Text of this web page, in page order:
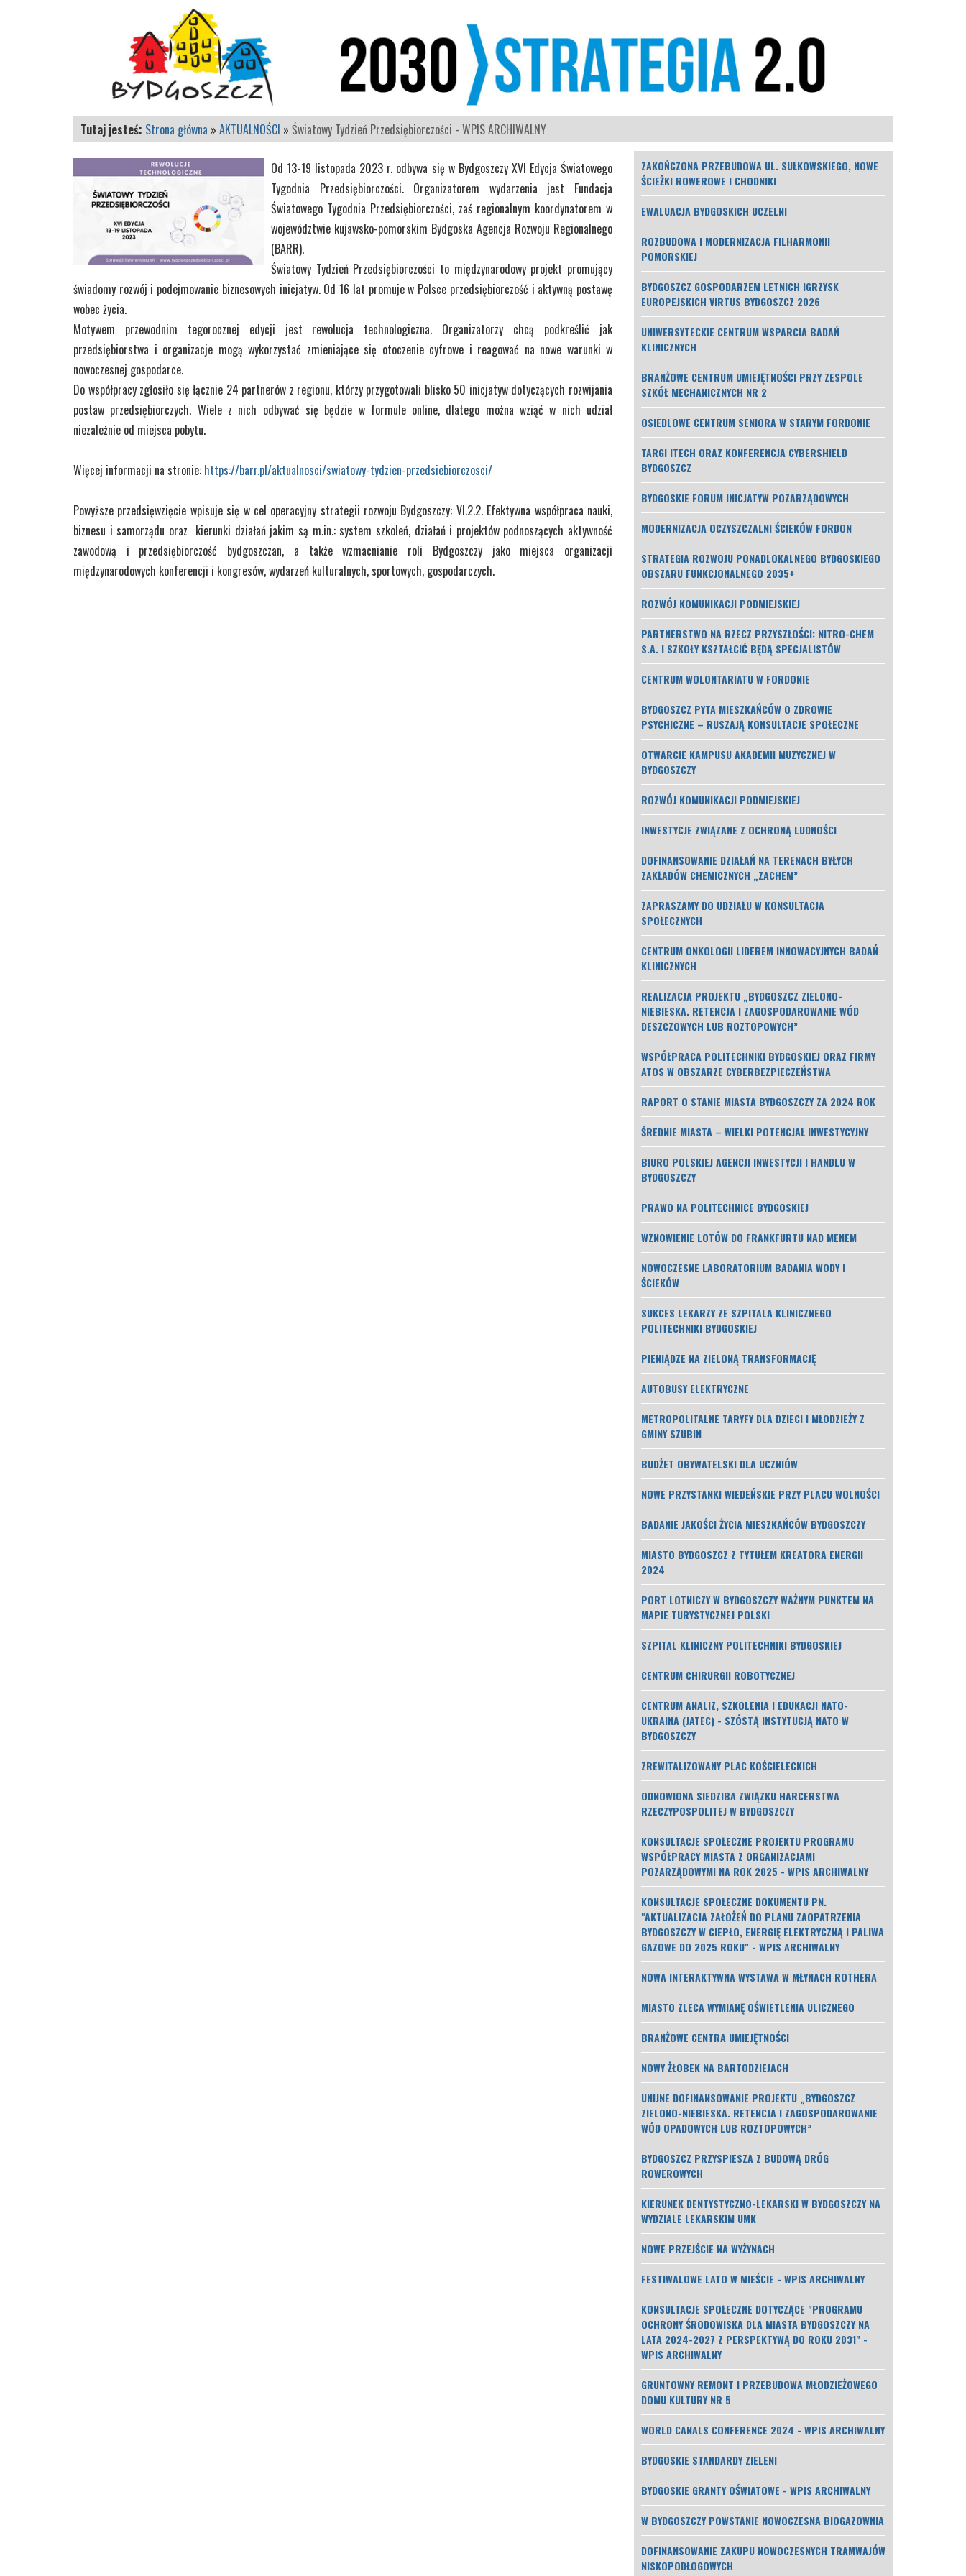
Tutaj jesteś: Strona główna » AKTUALNOŚCI » Światowy Tydzień Przedsiębiorczości - WPIS ARCHIWALNY
Od 13-19 listopada 2023 r. odbywa się w Bydgoszczy XVI Edycja Światowego
Tygodnia Przedsiębiorczości. Organizatorem wydarzenia jest Fundacja
Światowego Tygodnia Przedsiębiorczości, zaś regionalnym koordynatorem w
województwie kujawsko-pomorskim Bydgoska Agencja Rozwoju Regionalnego
(BARR).
Światowy Tydzień Przedsiębiorczości to międzynarodowy projekt promujący
świadomy rozwój i podejmowanie biznesowych inicjatyw. Od 16 lat promuje w Polsce przedsiębiorczość i aktywną postawę
wobec życia.
Motywem przewodnim tegorocznej edycji jest rewolucja technologiczna. Organizatorzy chcą podkreślić jak
przedsiębiorstwa i organizacje mogą wykorzystać zmieniające się otoczenie cyfrowe i reagować na nowe warunki w
nowoczesnej gospodarce.
Do współpracy zgłosiło się łącznie 24 partnerów z regionu, którzy przygotowali blisko 50 inicjatyw dotyczących rozwijania
postaw przedsiębiorczych. Wiele z nich odbywać się będzie w formule online, dlatego można wziąć w nich udział
niezależnie od miejsca pobytu.
Więcej informacji na stronie: https://barr.pl/aktualnosci/swiatowy-tydzien-przedsiebiorczosci/
Powyższe przedsięwzięcie wpisuje się w cel operacyjny strategii rozwoju Bydgoszczy: VI.2.2. Efektywna współpraca nauki,
biznesu i samorządu oraz kierunki działań jakim są m.in.: system szkoleń, działań i projektów podnoszących aktywność
zawodową i przedsiębiorczość bydgoszczan, a także wzmacnianie roli Bydgoszczy jako miejsca organizacji
międzynarodowych konferencji i kongresów, wydarzeń kulturalnych, sportowych, gospodarczych.
ZAKOŃCZONA PRZEBUDOWA UL. SUŁKOWSKIEGO, NOWE
ŚCIEŻKI ROWEROWE I CHODNIKI
EWALUACJA BYDGOSKICH UCZELNI
ROZBUDOWA I MODERNIZACJA FILHARMONII
POMORSKIEJ
BYDGOSZCZ GOSPODARZEM LETNICH IGRZYSK
EUROPEJSKICH VIRTUS BYDGOSZCZ 2026
UNIWERSYTECKIE CENTRUM WSPARCIA BADAŃ
KLINICZNYCH
BRANŻOWE CENTRUM UMIEJĘTNOŚCI PRZY ZESPOLE
SZKÓŁ MECHANICZNYCH NR 2
OSIEDLOWE CENTRUM SENIORA W STARYM FORDONIE
TARGI ITECH ORAZ KONFERENCJA CYBERSHIELD
BYDGOSZCZ
BYDGOSKIE FORUM INICJATYW POZARZĄDOWYCH
MODERNIZACJA OCZYSZCZALNI ŚCIEKÓW FORDON
STRATEGIA ROZWOJU PONADLOKALNEGO BYDGOSKIEGO
OBSZARU FUNKCJONALNEGO 2035+
ROZWÓJ KOMUNIKACJI PODMIEJSKIEJ
PARTNERSTWO NA RZECZ PRZYSZŁOŚCI: NITRO-CHEM
S.A. I SZKOŁY KSZTAŁCIĆ BĘDĄ SPECJALISTÓW
CENTRUM WOLONTARIATU W FORDONIE
BYDGOSZCZ PYTA MIESZKAŃCÓW O ZDROWIE
PSYCHICZNE – RUSZAJĄ KONSULTACJE SPOŁECZNE
OTWARCIE KAMPUSU AKADEMII MUZYCZNEJ W
BYDGOSZCZY
ROZWÓJ KOMUNIKACJI PODMIEJSKIEJ
INWESTYCJE ZWIĄZANE Z OCHRONĄ LUDNOŚCI
DOFINANSOWANIE DZIAŁAŃ NA TERENACH BYŁYCH
ZAKŁADÓW CHEMICZNYCH „ZACHEM”
ZAPRASZAMY DO UDZIAŁU W KONSULTACJA
SPOŁECZNYCH
CENTRUM ONKOLOGII LIDEREM INNOWACYJNYCH BADAŃ
KLINICZNYCH
REALIZACJA PROJEKTU „BYDGOSZCZ ZIELONO-
NIEBIESKA. RETENCJA I ZAGOSPODAROWANIE WÓD
DESZCZOWYCH LUB ROZTOPOWYCH”
WSPÓŁPRACA POLITECHNIKI BYDGOSKIEJ ORAZ FIRMY
ATOS W OBSZARZE CYBERBEZPIECZEŃSTWA
RAPORT O STANIE MIASTA BYDGOSZCZY ZA 2024 ROK
ŚREDNIE MIASTA – WIELKI POTENCJAŁ INWESTYCYJNY
BIURO POLSKIEJ AGENCJI INWESTYCJI I HANDLU W
BYDGOSZCZY
PRAWO NA POLITECHNICE BYDGOSKIEJ
WZNOWIENIE LOTÓW DO FRANKFURTU NAD MENEM
NOWOCZESNE LABORATORIUM BADANIA WODY I
ŚCIEKÓW
SUKCES LEKARZY ZE SZPITALA KLINICZNEGO
POLITECHNIKI BYDGOSKIEJ
PIENIĄDZE NA ZIELONĄ TRANSFORMACJĘ
AUTOBUSY ELEKTRYCZNE
METROPOLITALNE TARYFY DLA DZIECI I MŁODZIEŻY Z
GMINY SZUBIN
BUDŻET OBYWATELSKI DLA UCZNIÓW
NOWE PRZYSTANKI WIEDEŃSKIE PRZY PLACU WOLNOŚCI
BADANIE JAKOŚCI ŻYCIA MIESZKAŃCÓW BYDGOSZCZY
MIASTO BYDGOSZCZ Z TYTUŁEM KREATORA ENERGII
2024
PORT LOTNICZY W BYDGOSZCZY WAŻNYM PUNKTEM NA
MAPIE TURYSTYCZNEJ POLSKI
SZPITAL KLINICZNY POLITECHNIKI BYDGOSKIEJ
CENTRUM CHIRURGII ROBOTYCZNEJ
CENTRUM ANALIZ, SZKOLENIA I EDUKACJI NATO-
UKRAINA (JATEC) - SZÓSTĄ INSTYTUCJĄ NATO W
BYDGOSZCZY
ZREWITALIZOWANY PLAC KOŚCIELECKICH
ODNOWIONA SIEDZIBA ZWIĄZKU HARCERSTWA
RZECZYPOSPOLITEJ W BYDGOSZCZY
KONSULTACJE SPOŁECZNE PROJEKTU PROGRAMU
WSPÓŁPRACY MIASTA Z ORGANIZACJAMI
POZARZĄDOWYMI NA ROK 2025 - WPIS ARCHIWALNY
KONSULTACJE SPOŁECZNE DOKUMENTU PN.
"AKTUALIZACJA ZAŁOŻEŃ DO PLANU ZAOPATRZENIA
BYDGOSZCZY W CIEPŁO, ENERGIĘ ELEKTRYCZNĄ I PALIWA
GAZOWE DO 2025 ROKU" - WPIS ARCHIWALNY
NOWA INTERAKTYWNA WYSTAWA W MŁYNACH ROTHERA
MIASTO ZLECA WYMIANĘ OŚWIETLENIA ULICZNEGO
BRANŻOWE CENTRA UMIEJĘTNOŚCI
NOWY ŻŁOBEK NA BARTODZIEJACH
UNIJNE DOFINANSOWANIE PROJEKTU „BYDGOSZCZ
ZIELONO-NIEBIESKA. RETENCJA I ZAGOSPODAROWANIE
WÓD OPADOWYCH LUB ROZTOPOWYCH”
BYDGOSZCZ PRZYSPIESZA Z BUDOWĄ DRÓG
ROWEROWYCH
KIERUNEK DENTYSTYCZNO-LEKARSKI W BYDGOSZCZY NA
WYDZIALE LEKARSKIM UMK
NOWE PRZEJŚCIE NA WYŻYNACH
FESTIWALOWE LATO W MIEŚCIE - WPIS ARCHIWALNY
KONSULTACJE SPOŁECZNE DOTYCZĄCE "PROGRAMU
OCHRONY ŚRODOWISKA DLA MIASTA BYDGOSZCZY NA
LATA 2024-2027 Z PERSPEKTYWĄ DO ROKU 2031" -
WPIS ARCHIWALNY
GRUNTOWNY REMONT I PRZEBUDOWA MŁODZIEŻOWEGO
DOMU KULTURY NR 5
WORLD CANALS CONFERENCE 2024 - WPIS ARCHIWALNY
BYDGOSKIE STANDARDY ZIELENI
BYDGOSKIE GRANTY OŚWIATOWE - WPIS ARCHIWALNY
W BYDGOSZCZY POWSTANIE NOWOCZESNA BIOGAZOWNIA
DOFINANSOWANIE ZAKUPU NOWOCZESNYCH TRAMWAJÓW
NISKOPODŁOGOWYCH